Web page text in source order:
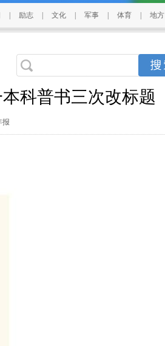
励志 文化 军事 体育 地方
科普书三次改标题
报